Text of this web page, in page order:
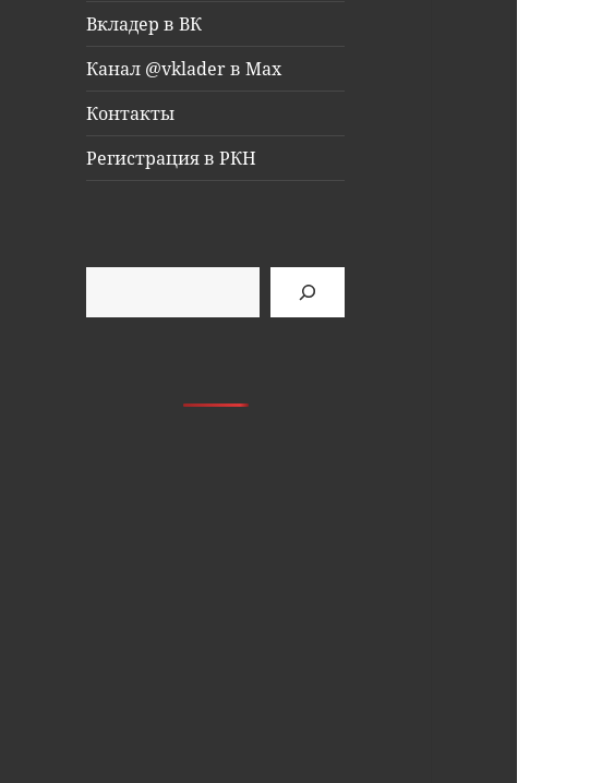
Вкладер в ВК
Канал @vklader в Max
Контакты
Регистрация в РКН